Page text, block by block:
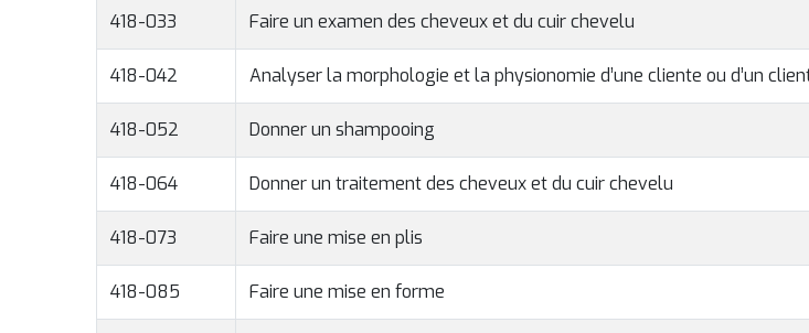
418-033 Faire un examen des cheveux et du cuir chevelu
418-042 Analyser la morphologie et la physionomie d’une cliente ou d’un
418-052 Donner un shampooing
418-064 Donner un traitement des cheveux et du cuir chevelu
418-073 Faire une mise en plis
418-085 Faire une mise en forme